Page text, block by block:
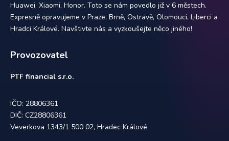
Huawei, Xiaomi, Honor. Toto se nám povedlo již v 6 městech.
Expresně opravujeme v Praze, Brně, Ostravě, Olomouci, Liberci a
Hradci Králové. Navštivte nás a vyzkoušejte něco jiného!
Provozovatel
PTF financial s.r.o.
IČO: 28806361
DIČ: CZ28806361
Veverkova 1343/1 500 02, Hradec Králové